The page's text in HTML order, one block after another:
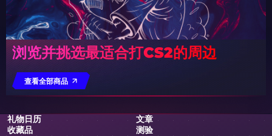
浏览并挑选最适合打CS2的周边
查看全部商品
礼物日历
文章
收藏品
测验